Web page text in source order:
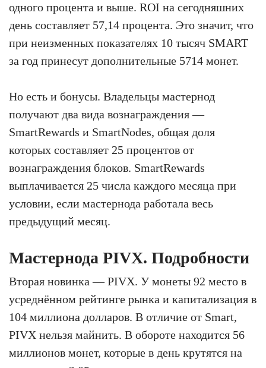
одного процента и выше. ROI на сегодняшних
день составляет 57,14 процента. Это значит, что
при неизменных показателях 10 тысяч SMART
за год принесут дополнительные 5714 монет.
Но есть и бонусы. Владельцы мастернод
получают два вида вознаграждения —
SmartRewards и SmartNodes, общая доля
которых составляет 25 процентов от
вознаграждения блоков. SmartRewards
выплачивается 25 числа каждого месяца при
условии, если мастернода работала весь
предыдущий месяц.
Мастернода PIVX. Подробности
Вторая новинка — PIVX. У монеты 92 место в
усреднённом рейтинге рынка и капитализация в
104 миллиона долларов. В отличие от Smart,
PIVX нельзя майнить. В обороте находится 56
миллионов монет, которые в день крутятся на